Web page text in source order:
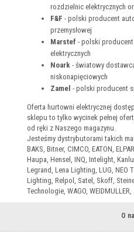
rozdzielnic elektrycznych
F&F - polski producent
przemysłowej
Marstef - polski
elektrycznych
Noark - światowy
niskonapięciowych
Zamel - polski producent
Oferta hurtowni elektrycznej
sklepu to tylko wycinek pełnej
od ręki z Naszego magazynu.
Jesteśmy dystrybutorami takich
BAKS, Bitner, CIMCO, EATON,
Haupa, Hensel, INQ, Intelight,
Legrand, Lena Lighting, LUG, NEO
Lighting, Relpol, Satel, Skoff,
Technologie, WAGO,
O